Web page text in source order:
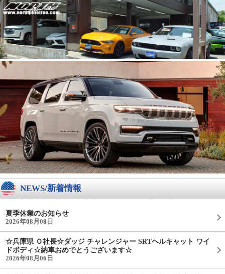
NEWS/新着情報
夏季休業のお知らせ
2026年08月08日
☆兵庫県 Ｏ社長☆ダッジ チャレンジャー SRTヘルキャット ワイ
ドボディ☆納車おめでとうございます☆
2026年08月06日